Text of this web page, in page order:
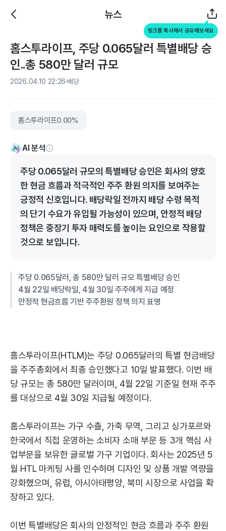
뉴스
링크를 복사해서 공유해보세요
홈스투라이프, 주당 0.065달러 특별배당 승
인..총 580만 달러 규모
2026.04.10 22:26 배당
홈스투라이프0.00%
AI 분석
주당 0.065달러 규모의 특별배당 승인은 회사의 양호
한 현금 흐름과 적극적인 주주 환원 의지를 보여주는
긍정적 신호입니다. 배당락일 전까지 배당 수령 목적
의 단기 수요가 유입될 가능성이 있으며, 안정적 배당
정책은 중장기 투자 매력도를 높이는 요인으로 작용할
것으로 보입니다.
주당 0.065달러, 총 580만 달러 규모 특별배당 승인
4월 22일 배당락일, 4월 30일 주주에게 지급 예정
안정적 현금흐름 기반 주주환원 정책 의지 표명
홈스투라이프(HTLM)는 주당 0.065달러의 특별 현금배당
을 주주총회에서 최종 승인했다고 10일 발표했다. 이번 배
당 규모는 총 580만 달러이며, 4월 22일 기준일 현재 주주
를 대상으로 4월 30일 지급될 예정이다.
홈스투라이프는 가구 수출, 가죽 무역, 그리고 싱가포르와
한국에서 직접 운영하는 소비자 소매 부문 등 3개 핵심 사
업부문을 보유한 글로벌 가구 기업이다. 회사는 2025년 5
월 HTL 마케팅 사를 인수하며 디자인 및 상품 개발 역량을
강화했으며, 유럽, 아시아태평양, 북미 시장으로 사업을 확
장하고 있다.
이번 특별배당은 회사의 안정적인 현금 흐름과 주주 환원